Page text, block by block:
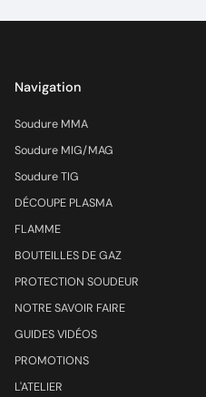
Navigation
Soudure MMA
Soudure MIG/MAG
Soudure TIG
DÉCOUPE PLASMA
FLAMME
BOUTEILLES DE GAZ
PROTECTION SOUDEUR
NOTRE SAVOIR FAIRE
GUIDES VIDÉOS
PROMOTIONS
L'ATELIER